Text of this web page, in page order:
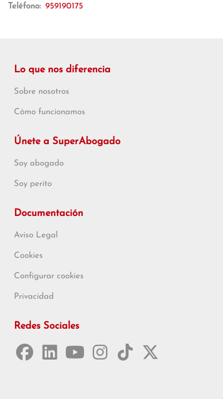
Teléfono: 959190175
Lo que nos diferencia
Sobre nosotros
Cómo funcionamos
Únete a SuperAbogado
Soy abogado
Soy perito
Documentación
Aviso Legal
Cookies
Configurar cookies
Privacidad
Redes Sociales